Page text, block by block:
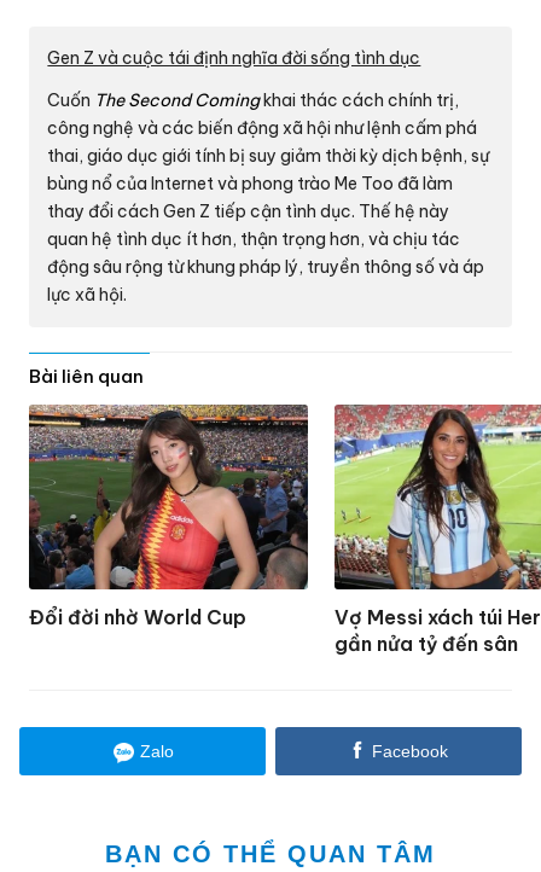
Gen Z và cuộc tái định nghĩa đời sống tình dục
Cuốn The Second Comingkhai thác cách chính trị,
công nghệ và các biến động xã hội như lệnh cấm phá
thai, giáo dục giới tính bị suy giảm thời kỳ dịch bệnh, sự
bùng nổ của Internet và phong trào Me Too đã làm
thay đổi cách Gen Z tiếp cận tình dục. Thế hệ này
quan hệ tình dục ít hơn, thận trọng hơn, và chịu tác
động sâu rộng từ khung pháp lý, truyền thông số và áp
lực xã hội.
Bài liên quan
Đổi đời nhờ World Cup
Vợ Messi xách túi
gần nửa tỷ đến sân
Zalo Facebook
BẠN CÓ THỂ QUAN TÂM